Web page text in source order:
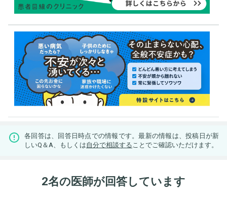
各回答は、回答日時点での情報です。最新の情報は、投稿日が新
しいQ＆A、もしくは自分で相談する ことでご確認いただけます。
2名の医師が回答しています